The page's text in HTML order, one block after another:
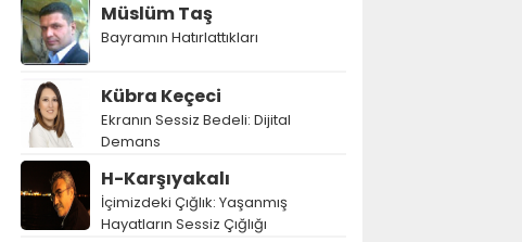
Müslüm Taş
Bayramın Hatırlattıkları
Kübra Keçeci
Ekranın Sessiz Bedeli: Dijital
Demans
H-Karşıyakalı
İçimizdeki Çığlık: Yaşanmış
Hayatların Sessiz Çığlığı